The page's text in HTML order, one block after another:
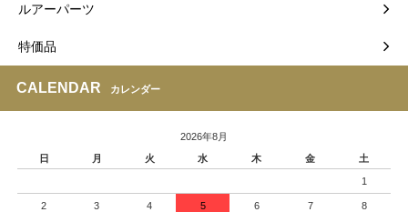
ルアーパーツ
特価品
CALENDAR カレンダー
2026年8月
日
月 火 水 木 金 土
1
2 3 4 5 6 7 8